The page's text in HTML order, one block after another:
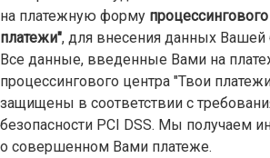
на платежную форму
платежи", для внесения данных Вашей
Все данные, введенные Вами на
процессингового центра "Твои
защищены в соответствии с
безопасности PCI DSS. Мы получаем
о совершенном Вами платеже.